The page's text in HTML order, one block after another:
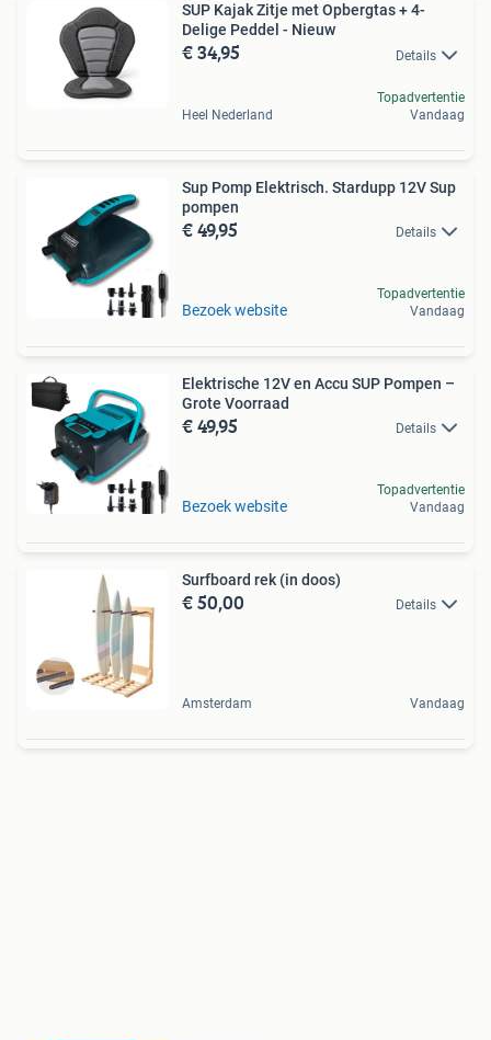
SUP Kajak Zitje met Opbergtas + 4-
Delige Peddel - Nieuw
€ 34,95 Details
Heel Nederland
Topadvertentie
Vandaag
Sup Pomp Elektrisch. Stardupp 12V Sup
pompen
€ 49,95 Details
Bezoek website
Topadvertentie
Vandaag
Elektrische 12V en Accu SUP Pompen –
Grote Voorraad
€ 49,95 Details
Bezoek website
Topadvertentie
Vandaag
Surfboard rek (in doos)
€ 50,00 Details
Amsterdam Vandaag